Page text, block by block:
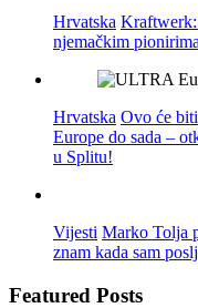
Hrvatska
njemačkim
Hrvatska Ovo će
Europe do sada –
u Splitu!
Vijesti Marko Tolja
znam kada sam
Featured Posts